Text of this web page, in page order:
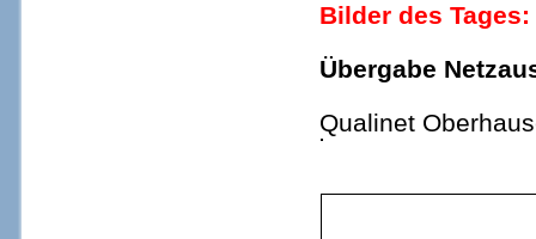
Bilder des Tages:
Übergabe
Qualinet